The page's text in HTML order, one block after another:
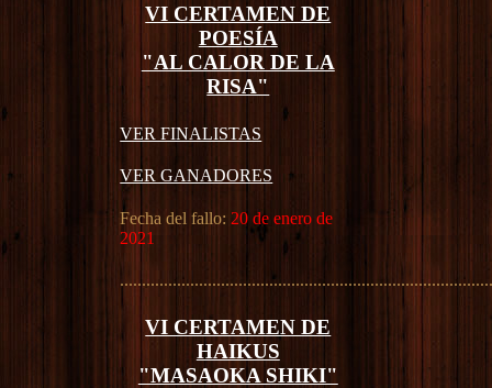
VI CERTAMEN DE
POESÍA
"AL CALOR DE LA
RISA"
VER FINALISTAS
VER GANADORES
Fecha del fallo: 20 de enero de
2021
VI CERTAMEN DE
HAIKUS
"MASAOKA SHIKI"